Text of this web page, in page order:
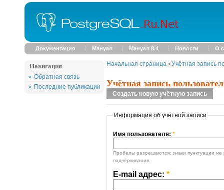
Документация Мануал Мануал 8.4 Новости О
Навигация
Обратная связь
Последние публикации
Начальная страница› Учётная запись
Учётная запись
Создать новую учётную запись
Информация об учётной записи
Имя пользователя: *
Пробелы разрешаются; знаки пунктуации
подчёркивания.
E-mail адрес: *